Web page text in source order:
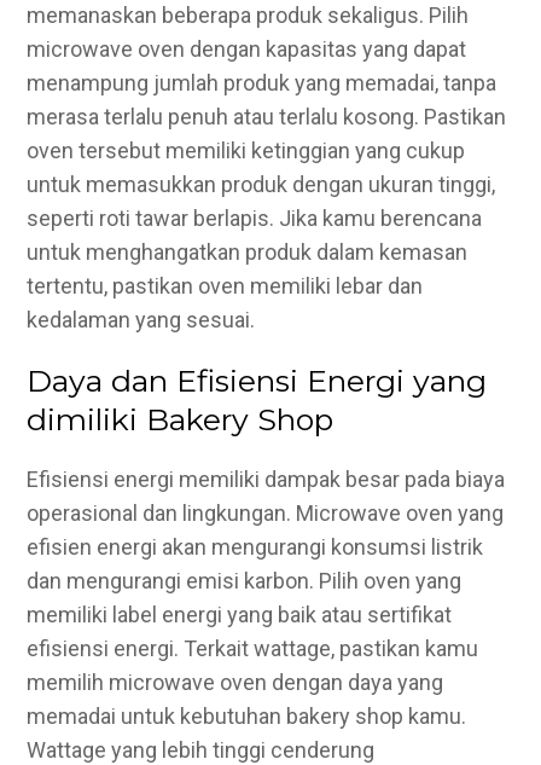
memanaskan beberapa produk sekaligus. Pilih
microwave oven dengan kapasitas yang dapat
menampung jumlah produk yang memadai, tanpa
merasa terlalu penuh atau terlalu kosong. Pastikan
oven tersebut memiliki ketinggian yang cukup
untuk memasukkan produk dengan ukuran tinggi,
seperti roti tawar berlapis. Jika kamu berencana
untuk menghangatkan produk dalam kemasan
tertentu, pastikan oven memiliki lebar dan
kedalaman yang sesuai.
Daya dan Efisiensi Energi yang
dimiliki Bakery Shop
Efisiensi energi memiliki dampak besar pada biaya
operasional dan lingkungan. Microwave oven yang
efisien energi akan mengurangi konsumsi listrik
dan mengurangi emisi karbon. Pilih oven yang
memiliki label energi yang baik atau sertifikat
efisiensi energi. Terkait wattage, pastikan kamu
memilih microwave oven dengan daya yang
memadai untuk kebutuhan bakery shop kamu.
Wattage yang lebih tinggi cenderung